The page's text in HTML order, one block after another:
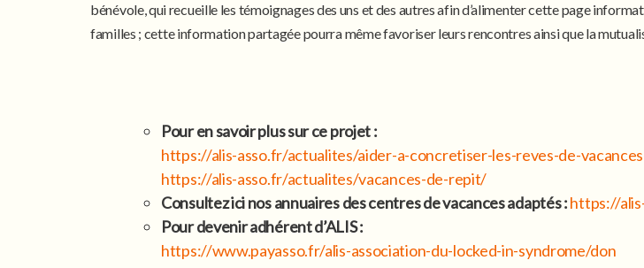
bénévole, qui recueille les témoignages des uns et des autres afin d’alimenter cette page
familles ; cette information partagée pourra même favoriser leurs rencontres ainsi que la
Pour en savoir plus sur ce projet :
https://alis-asso.fr/actualites/aider-a-concretiser-les-reves-de-
https://alis-asso.fr/actualites/vacances-de-repit/
Consultez ici nos annuaires des centres de vacances adaptés :https://
Pour devenir adhérent d’ALIS :
https://www.payasso.fr/alis-association-du-locked-in-syndrome/don
, TÉMOIGNAGE